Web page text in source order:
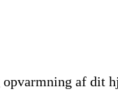
af dit